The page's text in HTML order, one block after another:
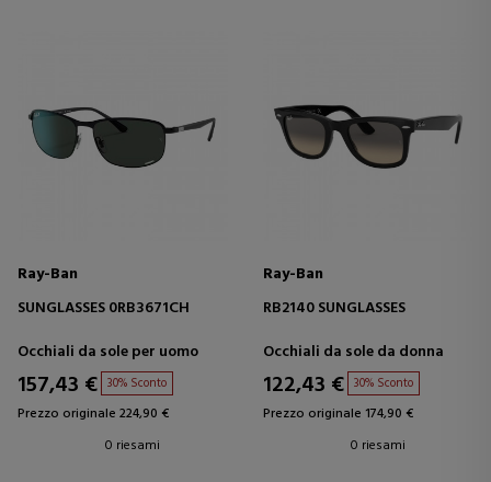
Ray-Ban
SUNGLASSES 0RB3671CH
Occhiali da sole per uomo
157,43 € 30% Sconto
Prezzo originale 224,90 €
0 riesami
Ray-Ban
RB2140 SUNGLASSES
Occhiali da sole da donna
122,43 € 30% Sconto
Prezzo originale 174,90 €
0 riesami